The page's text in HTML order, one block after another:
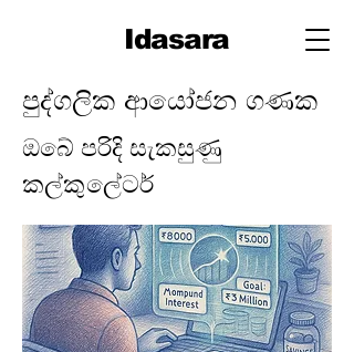
Idasara
පුද්ගලික ආයෝජන ගණක
ඔබේ පරිදි සැකසුණු
කල්කුලේටර්